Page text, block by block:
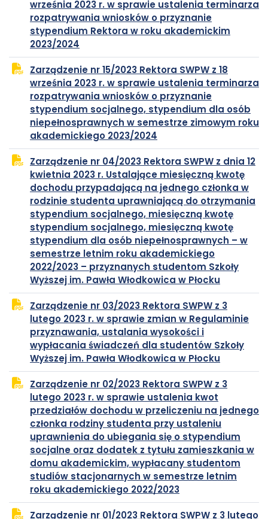
nowej
karcie
września 2023 r. w sprawie ustalenia terminarza
rozpatrywania wniosków o przyznanie
stypendium Rektora w roku akademickim
2023/2024
PDF
się
w
nowej
karcie
Zarządzenie nr 15/2023 Rektora SWPW z 18
września 2023 r. w sprawie ustalenia terminarza
rozpatrywania wniosków o przyznanie
stypendium socjalnego, stypendium dla osób
niepełnosprawnych w semestrze zimowym roku
akademickiego 2023/2024
PDF
się
w
nowej
karcie
Zarządzenie nr 04/2023 Rektora SWPW z dnia 12
kwietnia 2023 r. Ustalające miesięczną kwotę
dochodu przypadającą na jednego członka w
rodzinie studenta uprawniającą do otrzymania
stypendium socjalnego, miesięczną kwotę
stypendium socjalnego, miesięczną kwotę
stypendium dla osób niepełnosprawnych – w
semestrze letnim roku akademickiego
2022/2023 – przyznanych studentom Szkoły
Wyższej im. Pawła Włodkowica w Płocku
PDF
się
w
nowej
Zarządzenie nr 03/2023 Rektora SWPW z 3
lutego 2023 r. w sprawie zmian w Regulaminie
przyznawania, ustalania wysokości i
wypłacania świadczeń dla studentów Szkoły
Wyższej im. Pawła Włodkowica w Płocku
PDF
się
w
karcie
Zarządzenie nr 02/2023 Rektora SWPW z 3
lutego 2023 r. w sprawie ustalenia kwot
przedziałów dochodu w przeliczeniu na jednego
członka rodziny studenta przy ustaleniu
uprawnienia do ubiegania się o stypendium
socjalne oraz dodatek z tytułu zamieszkania w
domu akademickim, wypłacany studentom
studiów stacjonarnych w semestrze letnim
roku akademickiego 2022/2023
PDF
się
w
Zarządzenie nr 01/2023 Rektora SWPW z 3 lutego